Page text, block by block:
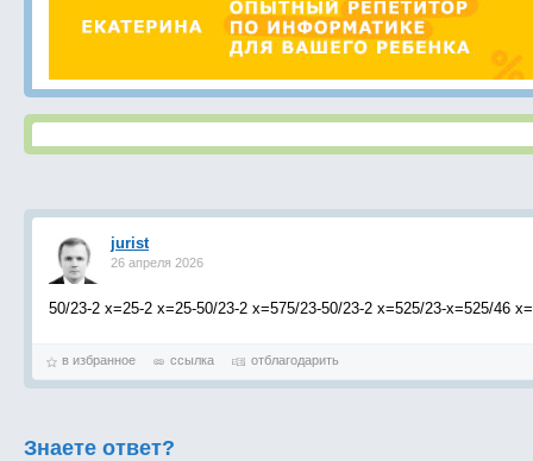
jurist
26 апреля 2026
50/23-2 х=25-2 х=25-50/23-2 х=575/23-50/23-2 х=525/23-х=525/46
в избранное ссылка отблагодарить
Знаете ответ?